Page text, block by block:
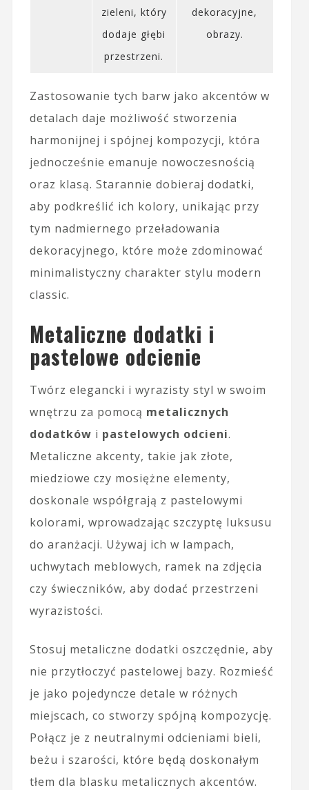
zieleni, który
dodaje głębi
przestrzeni.
dekoracyjne,
obrazy.
Zastosowanie tych barw jako akcentów w
detalach daje możliwość stworzenia
harmonijnej i spójnej kompozycji, która
jednocześnie emanuje nowoczesnością
oraz klasą. Starannie dobieraj dodatki,
aby podkreślić ich kolory, unikając przy
tym nadmiernego przeładowania
dekoracyjnego, które może zdominować
minimalistyczny charakter stylu modern
classic.
Metaliczne dodatki i
pastelowe odcienie
Twórz elegancki i wyrazisty styl w swoim
wnętrzu za pomocą metalicznych
dodatków i pastelowych odcieni.
Metaliczne akcenty, takie jak złote,
miedziowe czy mosiężne elementy,
doskonale współgrają z pastelowymi
kolorami, wprowadzając szczyptę luksusu
do aranżacji. Używaj ich w lampach,
uchwytach meblowych, ramek na zdjęcia
czy świeczników, aby dodać przestrzeni
wyrazistości.
Stosuj metaliczne dodatki oszczędnie, aby
nie przytłoczyć pastelowej bazy. Rozmieść
je jako pojedyncze detale w różnych
miejscach, co stworzy spójną kompozycję.
Połącz je z neutralnymi odcieniami bieli,
beżu i szarości, które będą doskonałym
tłem dla blasku metalicznych akcentów.